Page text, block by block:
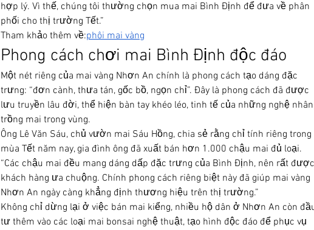
hợp lý. Vì thế, chúng tôi thường chọn mua mai Bình Định để đưa về phân
phối cho thị trường Tết.”
Tham khảo thêm về:phôi mai vàng
Phong cách chơi mai Bình Định độc đáo
Một nét riêng của mai vàng Nhơn An chính là phong cách tạo dáng đặc
trưng: “đơn cành, thưa tán, gốc bồ, ngọn chỉ”. Đây là phong cách đã được
lưu truyền lâu đời, thể hiện bàn tay khéo léo, tinh tế của những nghệ nhân
trồng mai trong vùng.
Ông Lê Văn Sáu, chủ vườn mai Sáu Hồng, chia sẻ rằng chỉ tính riêng trong
mùa Tết năm nay, gia đình ông đã xuất bán hơn 1.000 chậu mai đủ loại.
“Các chậu mai đều mang dáng dấp đặc trưng của Bình Định, nên rất được
khách hàng ưa chuộng. Chính phong cách riêng biệt này đã giúp mai vàng
Nhơn An ngày càng khẳng định thương hiệu trên thị trường.”
Không chỉ dừng lại ở việc bán mai kiểng, nhiều hộ dân ở Nhơn An còn
tư thêm vào các loại mai bonsai nghệ thuật, tạo hình độc đáo để phục vụ